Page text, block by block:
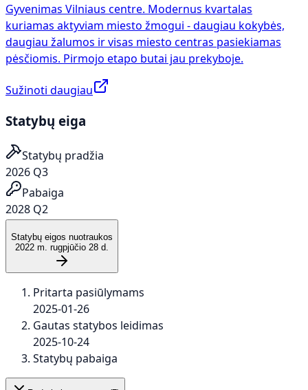
Gyvenimas Vilniaus centre. Modernus kvartalas
kuriamas aktyviam miesto žmogui - daugiau kokybės,
daugiau žalumos ir visas miesto centras pasiekiamas
pėsčiomis. Pirmojo etapo butai jau prekyboje.
Sužinoti daugiau
Statybų eiga
Statybų pradžia
2026 Q3
Pabaiga
2028 Q2
Statybų eigos nuotraukos
2022 m. rugpjūčio 28 d.
Pritarta pasiūlymams
2025-01-26
Gautas statybos leidimas
2025-10-24
Statybų pabaiga